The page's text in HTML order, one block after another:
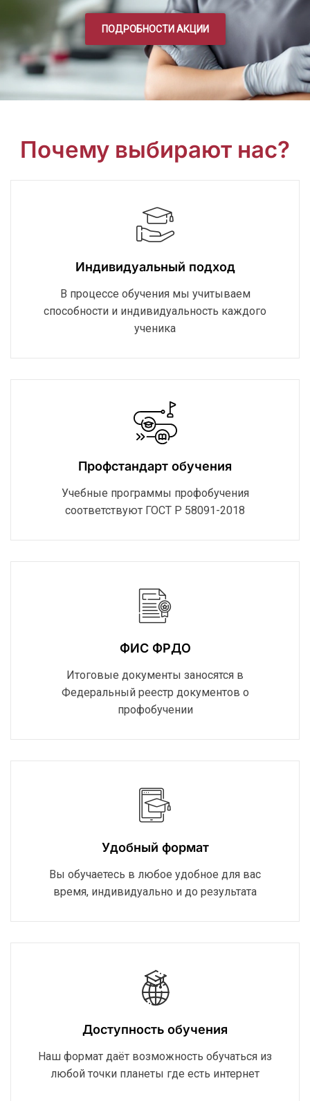
ПОДРОБНОСТИ АКЦИИ
Почему выбирают нас?
Индивидуальный подход
В процессе обучения мы учитываем
способности и индивидуальность каждого
ученика
Профстандарт обучения
Учебные программы профобучения
соответствуют ГОСТ Р 58091-2018
ФИС ФРДО
Итоговые документы заносятся в
Федеральный реестр документов о
профобучении
Удобный формат
Вы обучаетесь в любое удобное для вас
время, индивидуально и до результата
Доступность обучения
Наш формат даёт возможность обучаться из
любой точки планеты где есть интернет